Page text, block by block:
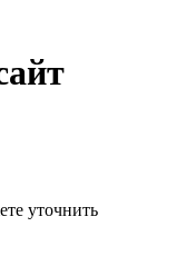
уточнить